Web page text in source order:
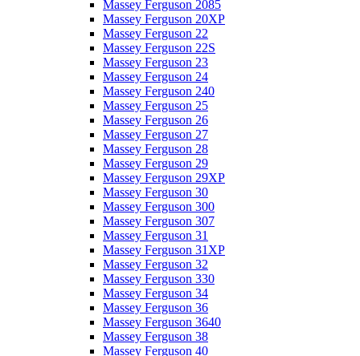
Massey Ferguson 2085
Massey Ferguson 20XP
Massey Ferguson 22
Massey Ferguson 22S
Massey Ferguson 23
Massey Ferguson 24
Massey Ferguson 240
Massey Ferguson 25
Massey Ferguson 26
Massey Ferguson 27
Massey Ferguson 28
Massey Ferguson 29
Massey Ferguson 29XP
Massey Ferguson 30
Massey Ferguson 300
Massey Ferguson 307
Massey Ferguson 31
Massey Ferguson 31XP
Massey Ferguson 32
Massey Ferguson 330
Massey Ferguson 34
Massey Ferguson 36
Massey Ferguson 3640
Massey Ferguson 38
Massey Ferguson 40